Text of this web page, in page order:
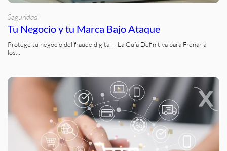
Seguridad
Tu Negocio y tu Marca Bajo Ataque
Protege tu negocio del fraude digital – La Guía Definitiva para Frenar a
los…